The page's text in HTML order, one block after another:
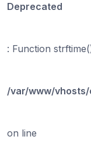
Deprecated
: Function
/var/www/
on line